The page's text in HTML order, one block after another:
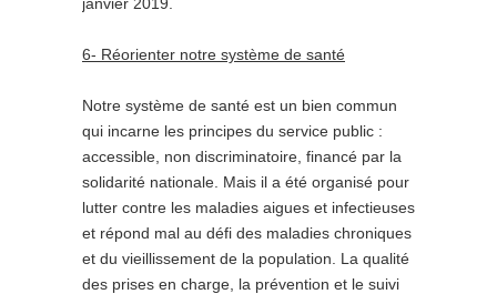
6- Réorienter notre système de santé
Notre système de santé est un bien commun
qui incarne les principes du service public :
accessible, non discriminatoire, financé par la
solidarité nationale. Mais il a été organisé pour
lutter contre les maladies aigues et infectieuses
et répond mal au défi des maladies chroniques
et du vieillissement de la population. La qualité
des prises en charge, la prévention et le suivi